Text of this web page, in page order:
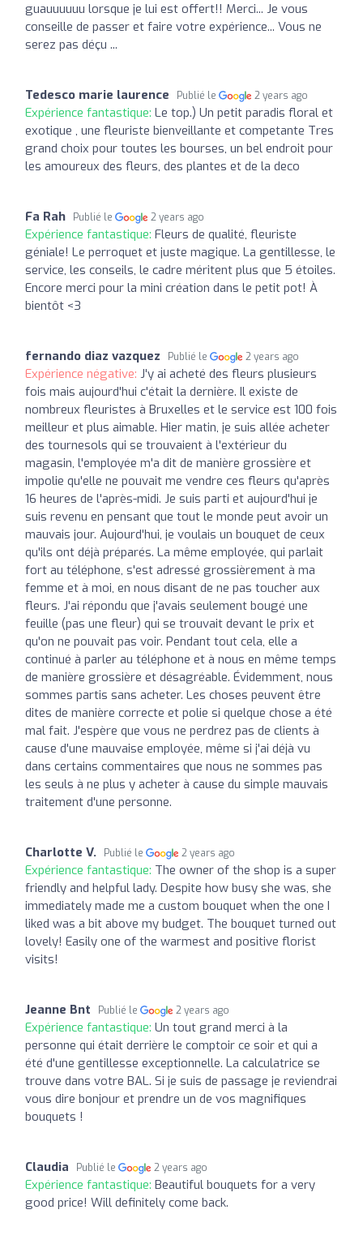
guauuuuuu lorsque je lui est offert!! Merci... Je vous
conseille de passer et faire votre expérience... Vous ne
serez pas déçu ...
Tedesco marie laurence Publié le 2 years ago
Expérience fantastique: Le top.) Un petit paradis floral et
exotique , une fleuriste bienveillante et competante Tres
grand choix pour toutes les bourses, un bel endroit pour
les amoureux des fleurs, des plantes et de la deco
Fa Rah Publié le 2 years ago
Expérience fantastique: Fleurs de qualité, fleuriste
géniale! Le perroquet et juste magique. La gentillesse, le
service, les conseils, le cadre méritent plus que 5 étoiles.
Encore merci pour la mini création dans le petit pot! À
bientôt <3
fernando diaz vazquez Publié le 2 years ago
Expérience négative: J'y ai acheté des fleurs plusieurs
fois mais aujourd'hui c'était la dernière. Il existe de
nombreux fleuristes à Bruxelles et le service est 100 fois
meilleur et plus aimable. Hier matin, je suis allée acheter
des tournesols qui se trouvaient à l'extérieur du
magasin, l'employée m'a dit de manière grossière et
impolie qu'elle ne pouvait me vendre ces fleurs qu'après
16 heures de l'après-midi. Je suis parti et aujourd'hui je
suis revenu en pensant que tout le monde peut avoir un
mauvais jour. Aujourd'hui, je voulais un bouquet de ceux
qu'ils ont déjà préparés. La même employée, qui parlait
fort au téléphone, s'est adressé grossièrement à ma
femme et à moi, en nous disant de ne pas toucher aux
fleurs. J'ai répondu que j'avais seulement bougé une
feuille (pas une fleur) qui se trouvait devant le prix et
qu'on ne pouvait pas voir. Pendant tout cela, elle a
continué à parler au téléphone et à nous en même temps
de manière grossière et désagréable. Évidemment, nous
sommes partis sans acheter. Les choses peuvent être
dites de manière correcte et polie si quelque chose a été
mal fait. J'espère que vous ne perdrez pas de clients à
cause d'une mauvaise employée, même si j'ai déjà vu
dans certains commentaires que nous ne sommes pas
les seuls à ne plus y acheter à cause du simple mauvais
traitement d'une personne.
Charlotte V. Publié le 2 years ago
Expérience fantastique: The owner of the shop is a super
friendly and helpful lady. Despite how busy she was, she
immediately made me a custom bouquet when the one I
liked was a bit above my budget. The bouquet turned out
lovely! Easily one of the warmest and positive florist
visits!
Jeanne Bnt Publié le 2 years ago
Expérience fantastique: Un tout grand merci à la
personne qui était derrière le comptoir ce soir et qui a
été d'une gentillesse exceptionnelle. La calculatrice se
trouve dans votre BAL. Si je suis de passage je reviendrai
vous dire bonjour et prendre un de vos magnifiques
bouquets !
Claudia Publié le 2 years ago
Expérience fantastique: Beautiful bouquets for a very
good price! Will definitely come back.